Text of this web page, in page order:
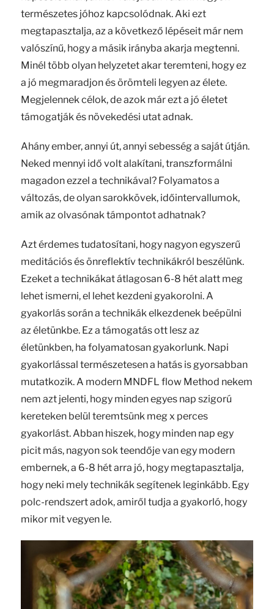
természetes jóhoz kapcsolódnak. Aki ezt
megtapasztalja, az a következő lépéseit már nem
valószínű, hogy a másik irányba akarja megtenni.
Minél több olyan helyzetet akar teremteni, hogy ez
a jó megmaradjon és örömteli legyen az élete.
Megjelennek célok, de azok már ezt a jó életet
támogatják és növekedési utat adnak.
Ahány ember, annyi út, annyi sebesség a saját útján.
Neked mennyi idő volt alakítani, transzformálni
magadon ezzel a technikával? Folyamatos a
változás, de olyan sarokkövek, időintervallumok,
amik az olvasónak támpontot adhatnak?
Azt érdemes tudatosítani, hogy nagyon egyszerű
meditációs és önreflektív technikákról beszélünk.
Ezeket a technikákat átlagosan 6-8 hét alatt meg
lehet ismerni, el lehet kezdeni gyakorolni. A
gyakorlás során a technikák elkezdenek beépülni
az életünkbe. Ez a támogatás ott lesz az
életünkben, ha folyamatosan gyakorlunk. Napi
gyakorlással természetesen a hatás is gyorsabban
mutatkozik. A modern MNDFL flow Method nekem
nem azt jelenti, hogy minden egyes nap szigorú
kereteken belül teremtsünk meg x perces
gyakorlást. Abban hiszek, hogy minden nap egy
picit más, nagyon sok teendője van egy modern
embernek, a 6-8 hét arra jó, hogy megtapasztalja,
hogy neki mely technikák segítenek leginkább. Egy
polc-rendszert adok, amiről tudja a gyakorló, hogy
mikor mit vegyen le.